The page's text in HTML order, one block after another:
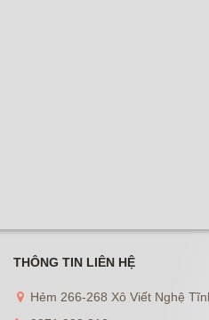
THÔNG TIN LIÊN HỆ
Hẻm 266-268 Xô Viết Nghệ